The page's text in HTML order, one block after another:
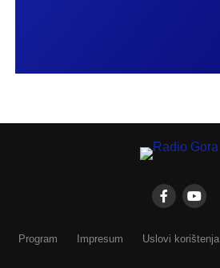
Program Impresum Uslovi korištenja